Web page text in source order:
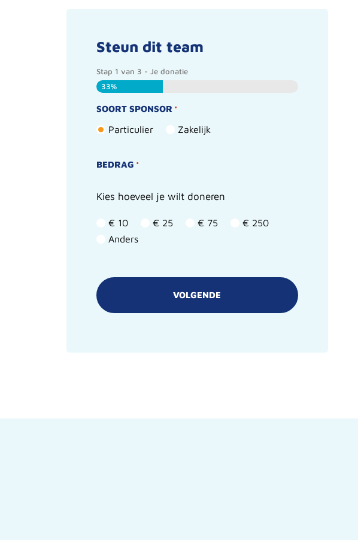
Steun dit team
Stap 1 van 3 - Je donatie
33%
SOORT SPONSOR *
Particulier Zakelijk
BEDRAG *
Kies hoeveel je wilt doneren
€ 10 € 25 € 75
€ 250
Anders